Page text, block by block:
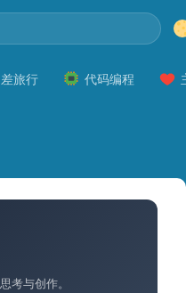
旅行 代码编程
考与创作。